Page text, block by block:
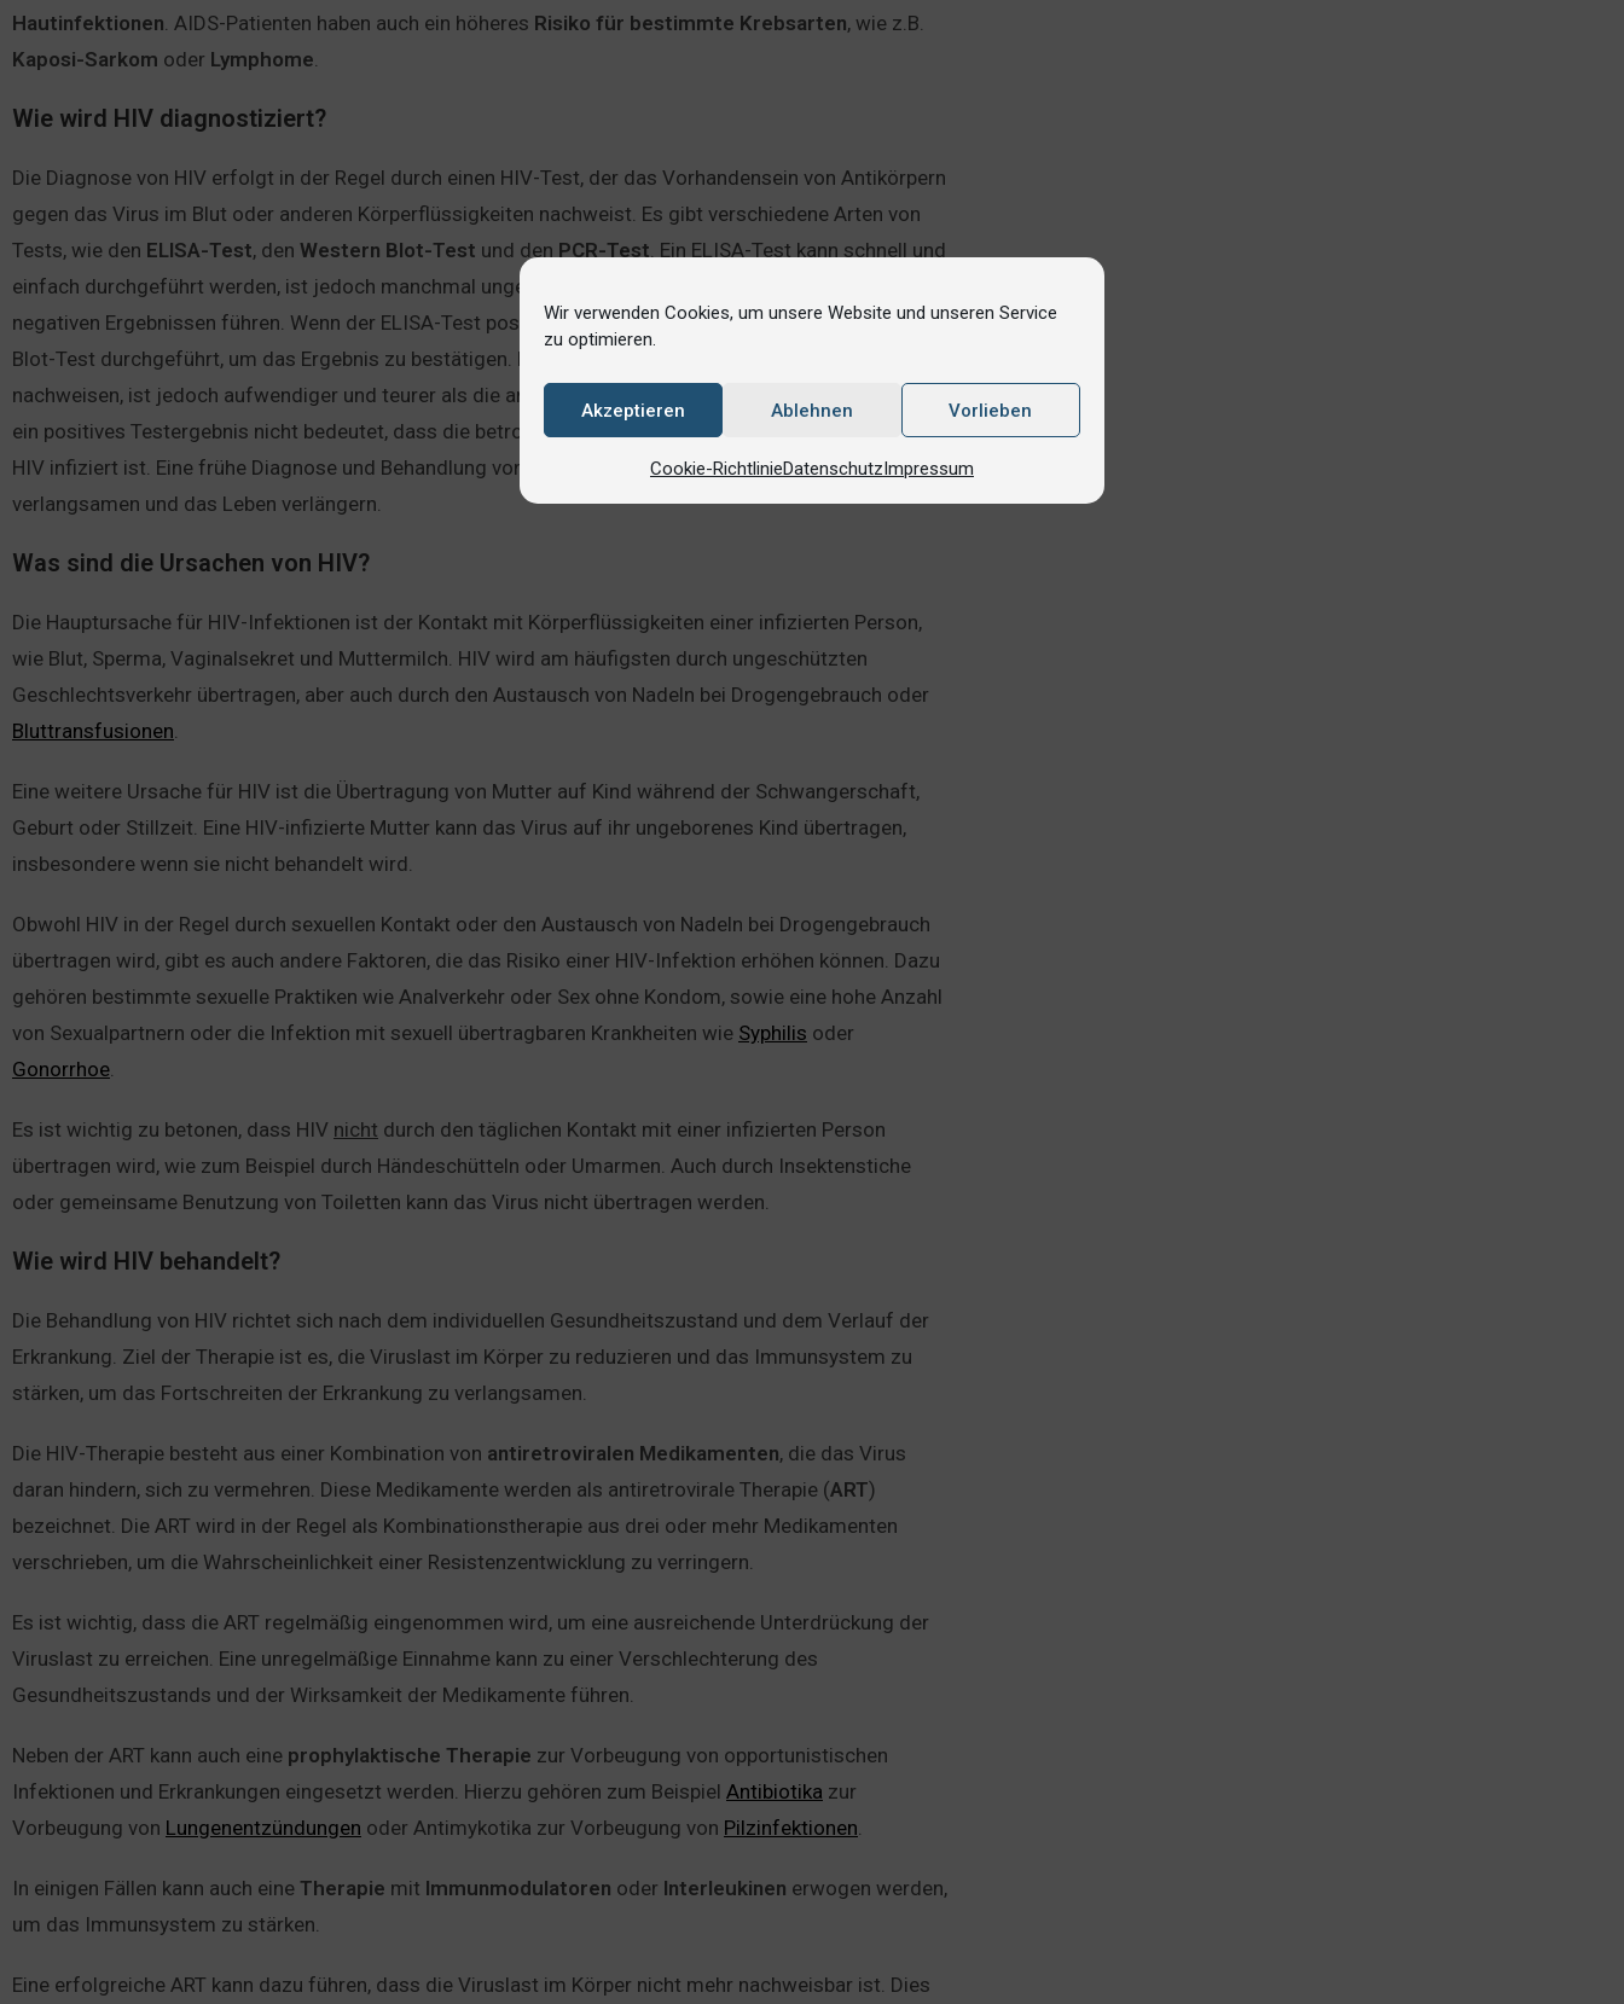
Wir verwenden Cookies, um unsere Website und unseren Service
zu optimieren.
Akzeptieren Ablehnen Vorlieben
Cookie-RichtlinieDatenschutzImpressum
Hautinfektionen. AIDS-Patienten haben auch ein höheres Risiko für bestimmte Krebsarten, wie z.B.
Kaposi-Sarkom oder Lymphome.
Wie wird HIV diagnostiziert?
Die Diagnose von HIV erfolgt in der Regel durch einen HIV-Test, der das Vorhandensein von Antikörpern
gegen das Virus im Blut oder anderen Körperflüssigkeiten nachweist. Es gibt verschiedene Arten von
Tests, wie den ELISA-Test, den Western Blot-Test und den PCR-Test. Ein ELISA-Test kann schnell und
einfach durchgeführt werden, ist jedoch manchmal ungenau und kann zu falsch positiven oder falsch
negativen Ergebnissen führen. Wenn der ELISA-Test positiv ausfällt, wird normalerweise ein Western
Blot-Test durchgeführt, um das Ergebnis zu bestätigen. Der PCR-Test kann HIV direkt im Blut
nachweisen, ist jedoch aufwendiger und teurer als die anderen Tests. Es ist wichtig zu beachten, dass
ein positives Testergebnis nicht bedeutet, dass die betroffene Person AIDS hat, sondern dass sie mit
HIV infiziert ist. Eine frühe Diagnose und Behandlung von HIV kann das Fortschreiten der Krankheit
verlangsamen und das Leben verlängern.
Was sind die Ursachen von HIV?
Die Hauptursache für HIV-Infektionen ist der Kontakt mit Körperflüssigkeiten einer infizierten Person,
wie Blut, Sperma, Vaginalsekret und Muttermilch. HIV wird am häufigsten durch ungeschützten
Geschlechtsverkehr übertragen, aber auch durch den Austausch von Nadeln bei Drogengebrauch oder
Bluttransfusionen.
Eine weitere Ursache für HIV ist die Übertragung von Mutter auf Kind während der Schwangerschaft,
Geburt oder Stillzeit. Eine HIV-infizierte Mutter kann das Virus auf ihr ungeborenes Kind übertragen,
insbesondere wenn sie nicht behandelt wird.
Obwohl HIV in der Regel durch sexuellen Kontakt oder den Austausch von Nadeln bei Drogengebrauch
übertragen wird, gibt es auch andere Faktoren, die das Risiko einer HIV-Infektion erhöhen können. Dazu
gehören bestimmte sexuelle Praktiken wie Analverkehr oder Sex ohne Kondom, sowie eine hohe Anzahl
von Sexualpartnern oder die Infektion mit sexuell übertragbaren Krankheiten wie Syphilis oder
Gonorrhoe.
Es ist wichtig zu betonen, dass HIV nicht durch den täglichen Kontakt mit einer infizierten Person
übertragen wird, wie zum Beispiel durch Händeschütteln oder Umarmen. Auch durch Insektenstiche
oder gemeinsame Benutzung von Toiletten kann das Virus nicht übertragen werden.
Wie wird HIV behandelt?
Die Behandlung von HIV richtet sich nach dem individuellen Gesundheitszustand und dem Verlauf der
Erkrankung. Ziel der Therapie ist es, die Viruslast im Körper zu reduzieren und das Immunsystem zu
stärken, um das Fortschreiten der Erkrankung zu verlangsamen.
Die HIV-Therapie besteht aus einer Kombination von antiretroviralen Medikamenten, die das Virus
daran hindern, sich zu vermehren. Diese Medikamente werden als antiretrovirale Therapie (ART)
bezeichnet. Die ART wird in der Regel als Kombinationstherapie aus drei oder mehr Medikamenten
verschrieben, um die Wahrscheinlichkeit einer Resistenzentwicklung zu verringern.
Es ist wichtig, dass die ART regelmäßig eingenommen wird, um eine ausreichende Unterdrückung der
Viruslast zu erreichen. Eine unregelmäßige Einnahme kann zu einer Verschlechterung des
Gesundheitszustands und der Wirksamkeit der Medikamente führen.
Neben der ART kann auch eine prophylaktische Therapie zur Vorbeugung von opportunistischen
Infektionen und Erkrankungen eingesetzt werden. Hierzu gehören zum Beispiel Antibiotika zur
Vorbeugung von Lungenentzündungen oder Antimykotika zur Vorbeugung von Pilzinfektionen.
In einigen Fällen kann auch eine Therapie mit Immunmodulatoren oder Interleukinen erwogen werden,
um das Immunsystem zu stärken.
Eine erfolgreiche ART kann dazu führen, dass die Viruslast im Körper nicht mehr nachweisbar ist. Dies